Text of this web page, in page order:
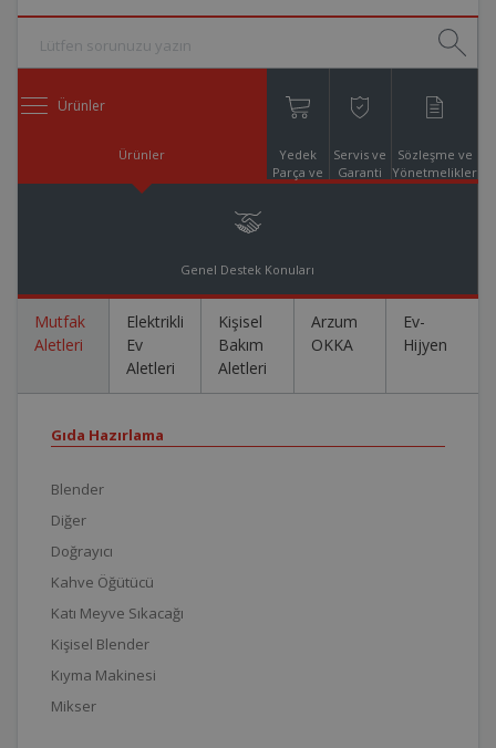
Ürünler
Ürünler
Yedek
Parça ve
Servis ve
Garanti
Sözleşme ve
Yönetmelikler
Genel Destek Konuları
Mutfak
Aletleri
Elektrikli
Ev
Aletleri
Kişisel
Bakım
Aletleri
Arzum
OKKA
Ev-
Hijyen
Gıda Hazırlama
Blender
Diğer
Doğrayıcı
Kahve Öğütücü
Katı Meyve Sıkacağı
Kişisel Blender
Kıyma Makinesi
Mikser